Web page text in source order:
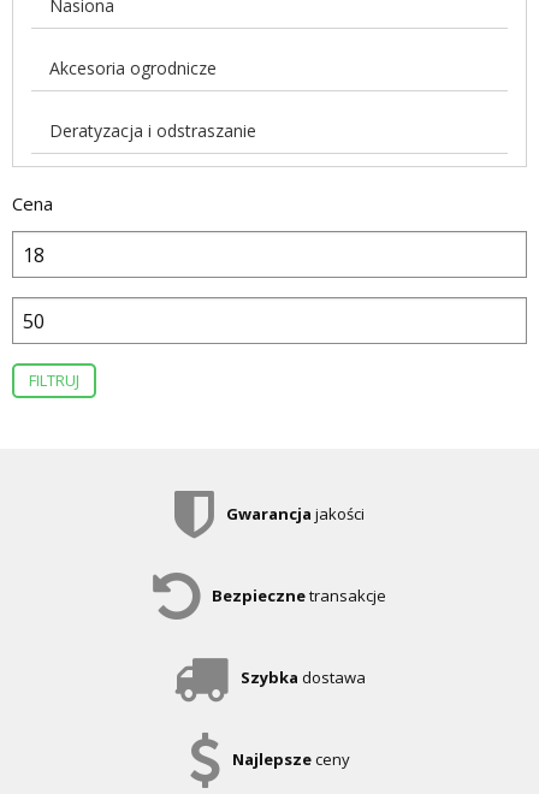
Nasiona
Akcesoria ogrodnicze
Deratyzacja i odstraszanie
Cena
FILTRUJ
Gwarancja jakości
Bezpiecznetransakcje
Szybka dostawa
Najlepszeceny